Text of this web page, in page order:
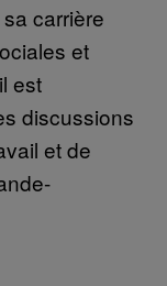
carrière
et
est
discussions
et de